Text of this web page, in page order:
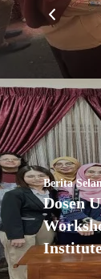
Berita
Dosen